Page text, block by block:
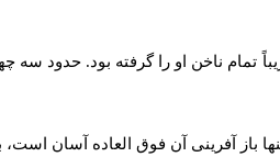
ناخن او را گرفته بود. حدود سه
باز آفرینی آن فوق‌ العاده آسان